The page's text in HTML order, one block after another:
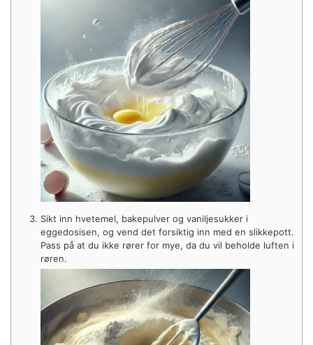
Sikt inn hvetemel, bakepulver og vaniljesukker i
eggedosisen, og vend det forsiktig inn med en slikkepott.
Pass på at du ikke rører for mye, da du vil beholde luften i
røren.